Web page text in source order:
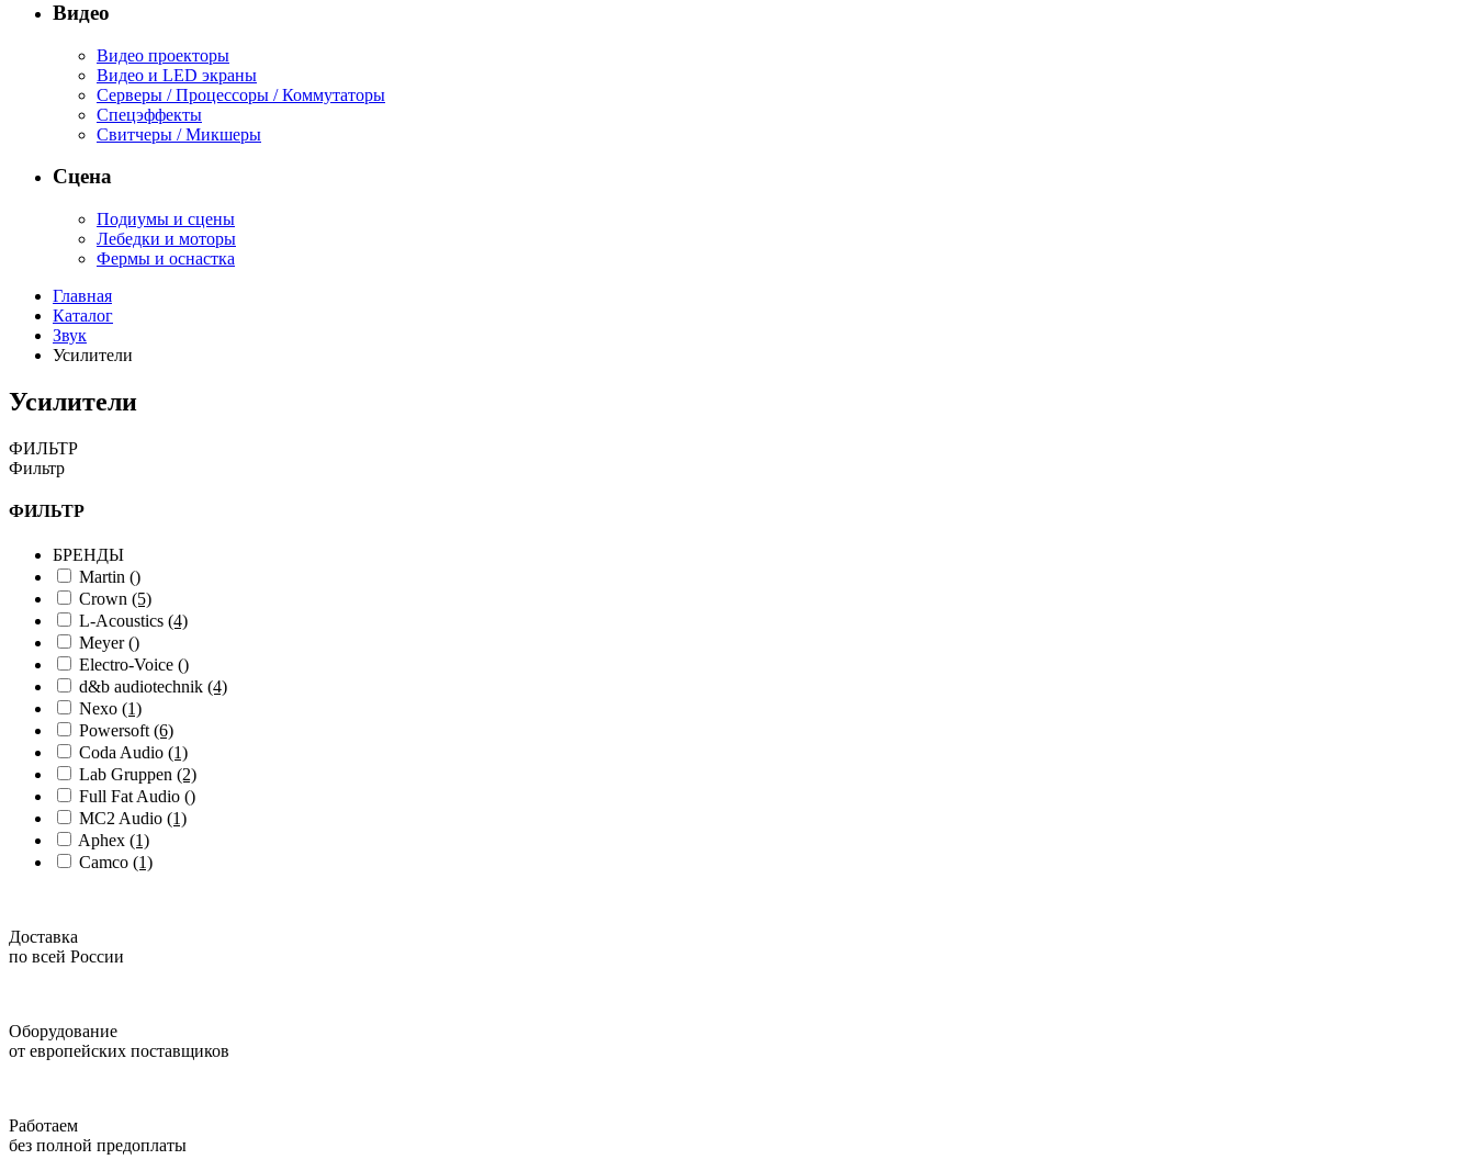
Видео
Видео проекторы
Видео и LED экраны
Серверы / Процессоры / Коммутаторы
Спецэффекты
Свитчеры / Микшеры
Сцена
Подиумы и сцены
Лебедки и моторы
Фермы и оснастка
Главная
Каталог
Звук
Усилители
Усилители
ФИЛЬТР
Фильтр
ФИЛЬТР
БРЕНДЫ
Martin ()
Crown (5)
L-Acoustics (4)
Meyer ()
Electro-Voice ()
d&b audiotechnik (4)
Nexo (1)
Powersoft (6)
Coda Audio (1)
Lab Gruppen (2)
Full Fat Audio ()
MC2 Audio (1)
Aphex (1)
Camco (1)
Доставка
по всей России
Оборудование
от европейских поставщиков
Работаем
без полной предоплаты